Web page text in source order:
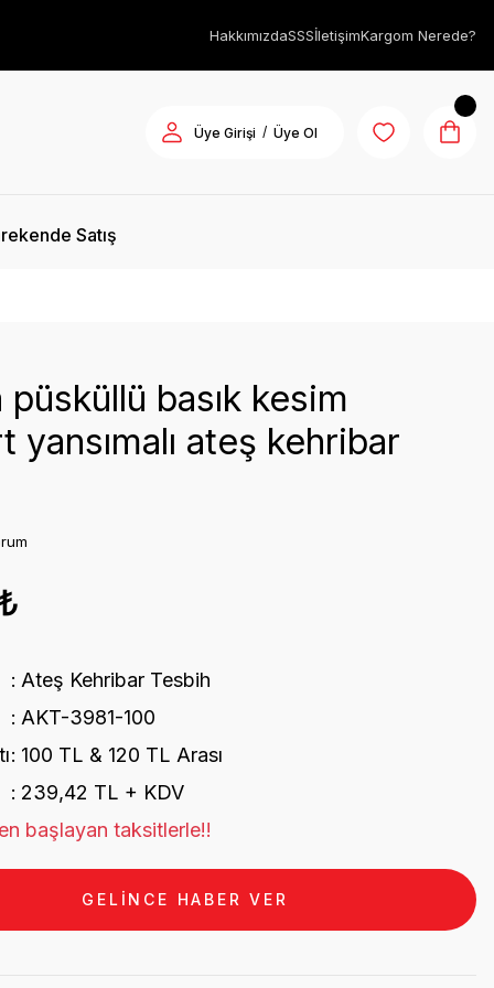
HakkımızdaSSSİletişimKargom Nerede?
Üye Girişi / Üye Ol
Satış
püsküllü basık kesim
yansımalı ateş kehribar
Ateş Kehribar Tesbih
AKT-3981-100
100 TL & 120 TL Arası
239,42 TL + KDV
başlayan taksitlerle!!
GELİNCE HABER VER